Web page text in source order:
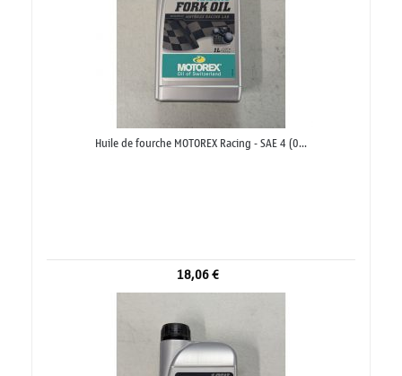
Huile de fourche MOTOREX Racing - SAE 4 (0...
18,06 €